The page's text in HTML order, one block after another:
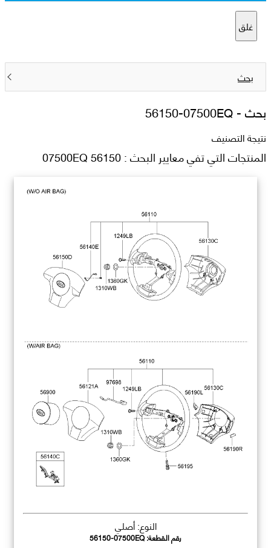
غلق
بحث
بحث -56150-07500EQ
نتيجة التصنيف
المنتجات التي تفي معايير البحث : 56150 07500EQ
النوع: أصلي
رقم القطعة:56150-07500EQ